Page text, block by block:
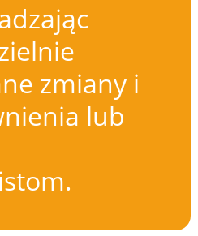
zmiany i
lub